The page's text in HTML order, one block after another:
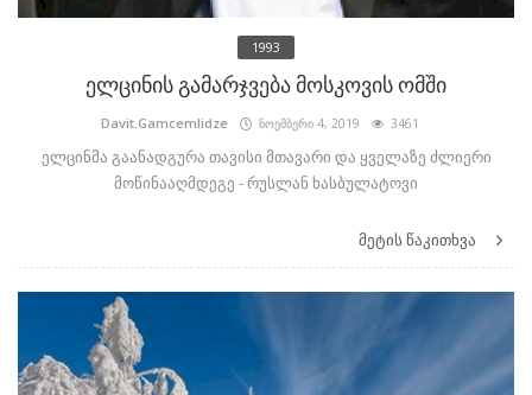
1993
ელცინის გამარჯვება მოსკოვის ომში
Davit.Gamcemlidze ნოემბერი 4, 2019 3461
ელცინმა გაანადგურა თავისი მთავარი და ყველაზე ძლიერი
მოწინააღმდეგე - რუსლან ხასბულატოვი
მეტის წაკითხვა